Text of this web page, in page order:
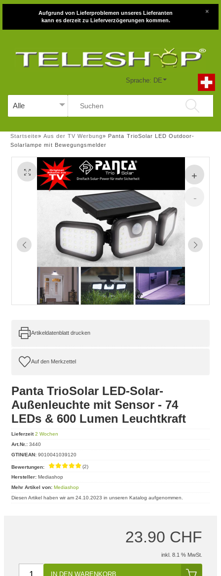
Aufgrund von Lieferproblemen unseres Lieferanten
kann es derzeit zu Lieferverzögerungen kommen.
×
Sprache: DE
Startseite» Aus der TV Werbung» Panta TrioSolar LED Outdoor-
Solarlampe mit Bewegungsmelder
Artikeldatenblatt drucken
Panta TrioSolar LED-Solar-
Außenleuchte mit Sensor - 74
LEDs & 600 Lumen Leuchtkraft
Lieferzeit 2 Wochen
Art.Nr.: 3440
GTIN/EAN: 9010041039120
Bewertungen:
(2)
Hersteller: Mediashop
Mehr Artikel von: Mediashop
Diesen Artikel haben wir am 24.10.2023 in unseren Katalog aufgenommen.
23.90 CHF
inkl. 8.1 % MwSt.
IN DEN WARENKORB